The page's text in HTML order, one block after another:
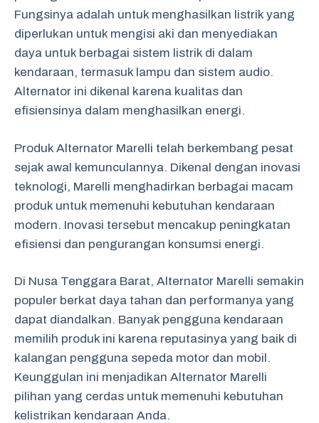
Fungsinya adalah untuk menghasilkan listrik yang
diperlukan untuk mengisi aki dan menyediakan
daya untuk berbagai sistem listrik di dalam
kendaraan, termasuk lampu dan sistem audio.
Alternator ini dikenal karena kualitas dan
efisiensinya dalam menghasilkan energi.
Produk Alternator Marelli telah berkembang pesat
sejak awal kemunculannya. Dikenal dengan inovasi
teknologi, Marelli menghadirkan berbagai macam
produk untuk memenuhi kebutuhan kendaraan
modern. Inovasi tersebut mencakup peningkatan
efisiensi dan pengurangan konsumsi energi.
Di Nusa Tenggara Barat, Alternator Marelli semakin
populer berkat daya tahan dan performanya yang
dapat diandalkan. Banyak pengguna kendaraan
memilih produk ini karena reputasinya yang baik di
kalangan pengguna sepeda motor dan mobil.
Keunggulan ini menjadikan Alternator Marelli
pilihan yang cerdas untuk memenuhi kebutuhan
kelistrikan kendaraan Anda.